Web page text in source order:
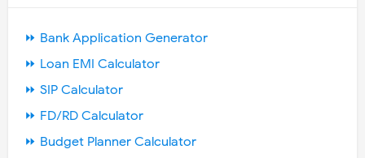
⏩ Bank Application Generator
⏩ Loan EMI Calculator
⏩ SIP Calculator
⏩ FD/RD Calculator
⏩ Budget Planner Calculator